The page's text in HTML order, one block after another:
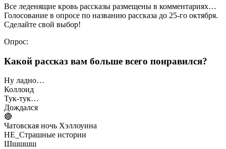
Все леденящие кровь рассказы размещены в комментариях…
Голосование в опросе по названию рассказа до 25-го октября.
Сделайте свой выбор!
Опрос:
Какой рассказ вам больше всего понравился?
Ну ладно…
Коллоид
Тук-тук…
Дождался
🔴
Чатовская ночь Хэллоуина
НЕ_Страшные истории
Шшшшш